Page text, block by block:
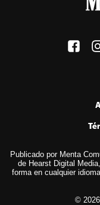
Publicado por Menta
de Hearst Digital
forma en cualquier
©